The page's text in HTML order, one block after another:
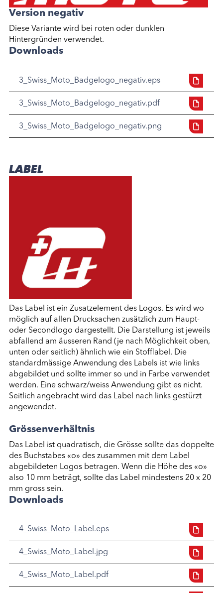
Version negativ
Diese Variante wird bei roten oder dunklen
Hintergründen verwendet.
Downloads
3_Swiss_Moto_Badgelogo_negativ.eps
3_Swiss_Moto_Badgelogo_negativ.pdf
3_Swiss_Moto_Badgelogo_negativ.png
LABEL
Das Label ist ein Zusatzelement des Logos. Es wird wo
möglich auf allen Drucksachen zusätzlich zum Haupt-
oder Secondlogo dargestellt. Die Darstellung ist jeweils
abfallend am äusseren Rand (je nach Möglichkeit oben,
unten oder seitlich) ähnlich wie ein Stofflabel. Die
standardmässige Anwendung des Labels ist wie links
abgebildet und sollte immer so und in Farbe verwendet
werden. Eine schwarz/weiss Anwendung gibt es nicht.
Seitlich angebracht wird das Label nach links gestürzt
angewendet.
Grössenverhältnis
Das Label ist quadratisch, die Grösse sollte das doppelte
des Buchstabes «o» des zusammen mit dem Label
abgebildeten Logos betragen. Wenn die Höhe des «o»
also 10 mm beträgt, sollte das Label mindestens 20 x 20
mm gross sein.
Downloads
4_Swiss_Moto_Label.eps
4_Swiss_Moto_Label.jpg
4_Swiss_Moto_Label.pdf